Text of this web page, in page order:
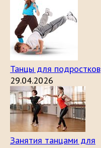
Танцы для подростков
29.04.2026
Занятия танцами для